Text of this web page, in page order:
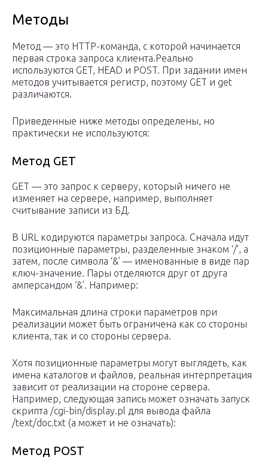
Методы
Метод — это HTTP-команда, с которой начинается
первая строка запроса клиента.Реально
используются GET, HEAD и POST. При задании имен
методов учитывается регистр, поэтому GET и get
различаются.
Приведенные ниже методы определены, но
практически не используются:
Метод GET
GET — это запрос к серверу, который ничего не
изменяет на сервере, например, выполняет
считывание записи из БД.
В URL кодируются параметры запроса. Сначала идут
позиционные параметры, разделенные знаком ‘/’, а
затем, после символа ‘&’ — именованные в виде пар
ключ-значение. Пары отделяются друг от друга
амперсандом ‘&’. Например:
Максимальная длина строки параметров при
реализации может быть ограничена как со стороны
клиента, так и со стороны сервера.
Хотя позиционные параметры могут выглядеть, как
имена каталогов и файлов, реальная интерпретация
зависит от реализации на стороне сервера.
Например, следующая запись может означать запуск
скрипта /cgi-bin/display.pl для вывода файла
/text/doc.txt (а может и не означать):
Метод POST